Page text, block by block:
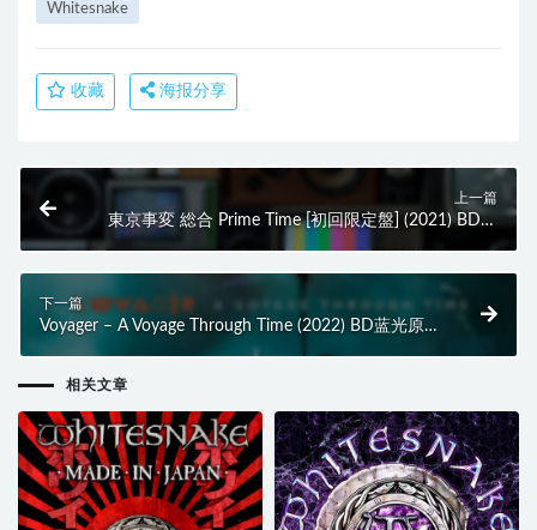
Whitesnake
收藏 海报分享
上一篇
東京事変 総合 Prime Time [初回限定盤] (2021) BD蓝
光原盘 40.6G
下一篇
Voyager – A Voyage Through Time (2022) BD蓝光原盘
相关文章